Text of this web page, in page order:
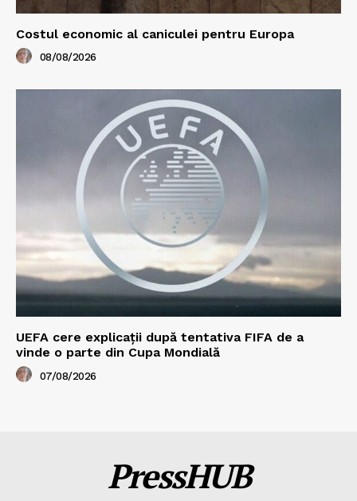
Costul economic al caniculei pentru Europa
08/08/2026
UEFA cere explicații după tentativa FIFA de a
vinde o parte din Cupa Mondială
07/08/2026
PressHUB